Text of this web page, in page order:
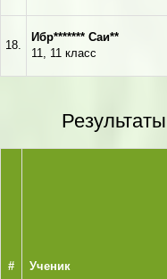
18.
Ибр******* Саи**
11, 11 класс
# Ученик